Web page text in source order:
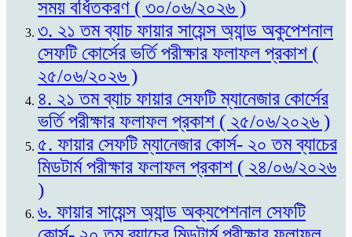
সময় বর্ধিতকরণ ( ৩০/০৬/২০২৬ )
৩. ২১ তম ব্যাচ ফায়ার সায়েন্স অ্যান্ড অকুপেশনাল
সেফটি কোর্সের ভর্তি পরীক্ষার ফলাফল প্রকাশ (
২৫/০৬/২০২৬ )
৪. ২১ তম ব্যাচ ফায়ার সেফটি ম্যানেজার কোর্সের
ভর্তি পরীক্ষার ফলাফল প্রকাশ ( ২৫/০৬/২০২৬ )
৫. ফায়ার সেফটি ম্যানেজার কোর্স- ২০ তম ব্যাচের
মিডটার্ম পরীক্ষার ফলাফল প্রকাশ ( ২৪/০৬/২০২৬
)
৬. ফায়ার সায়েন্স অ্যান্ড অক্যপেশনাল সেফটি